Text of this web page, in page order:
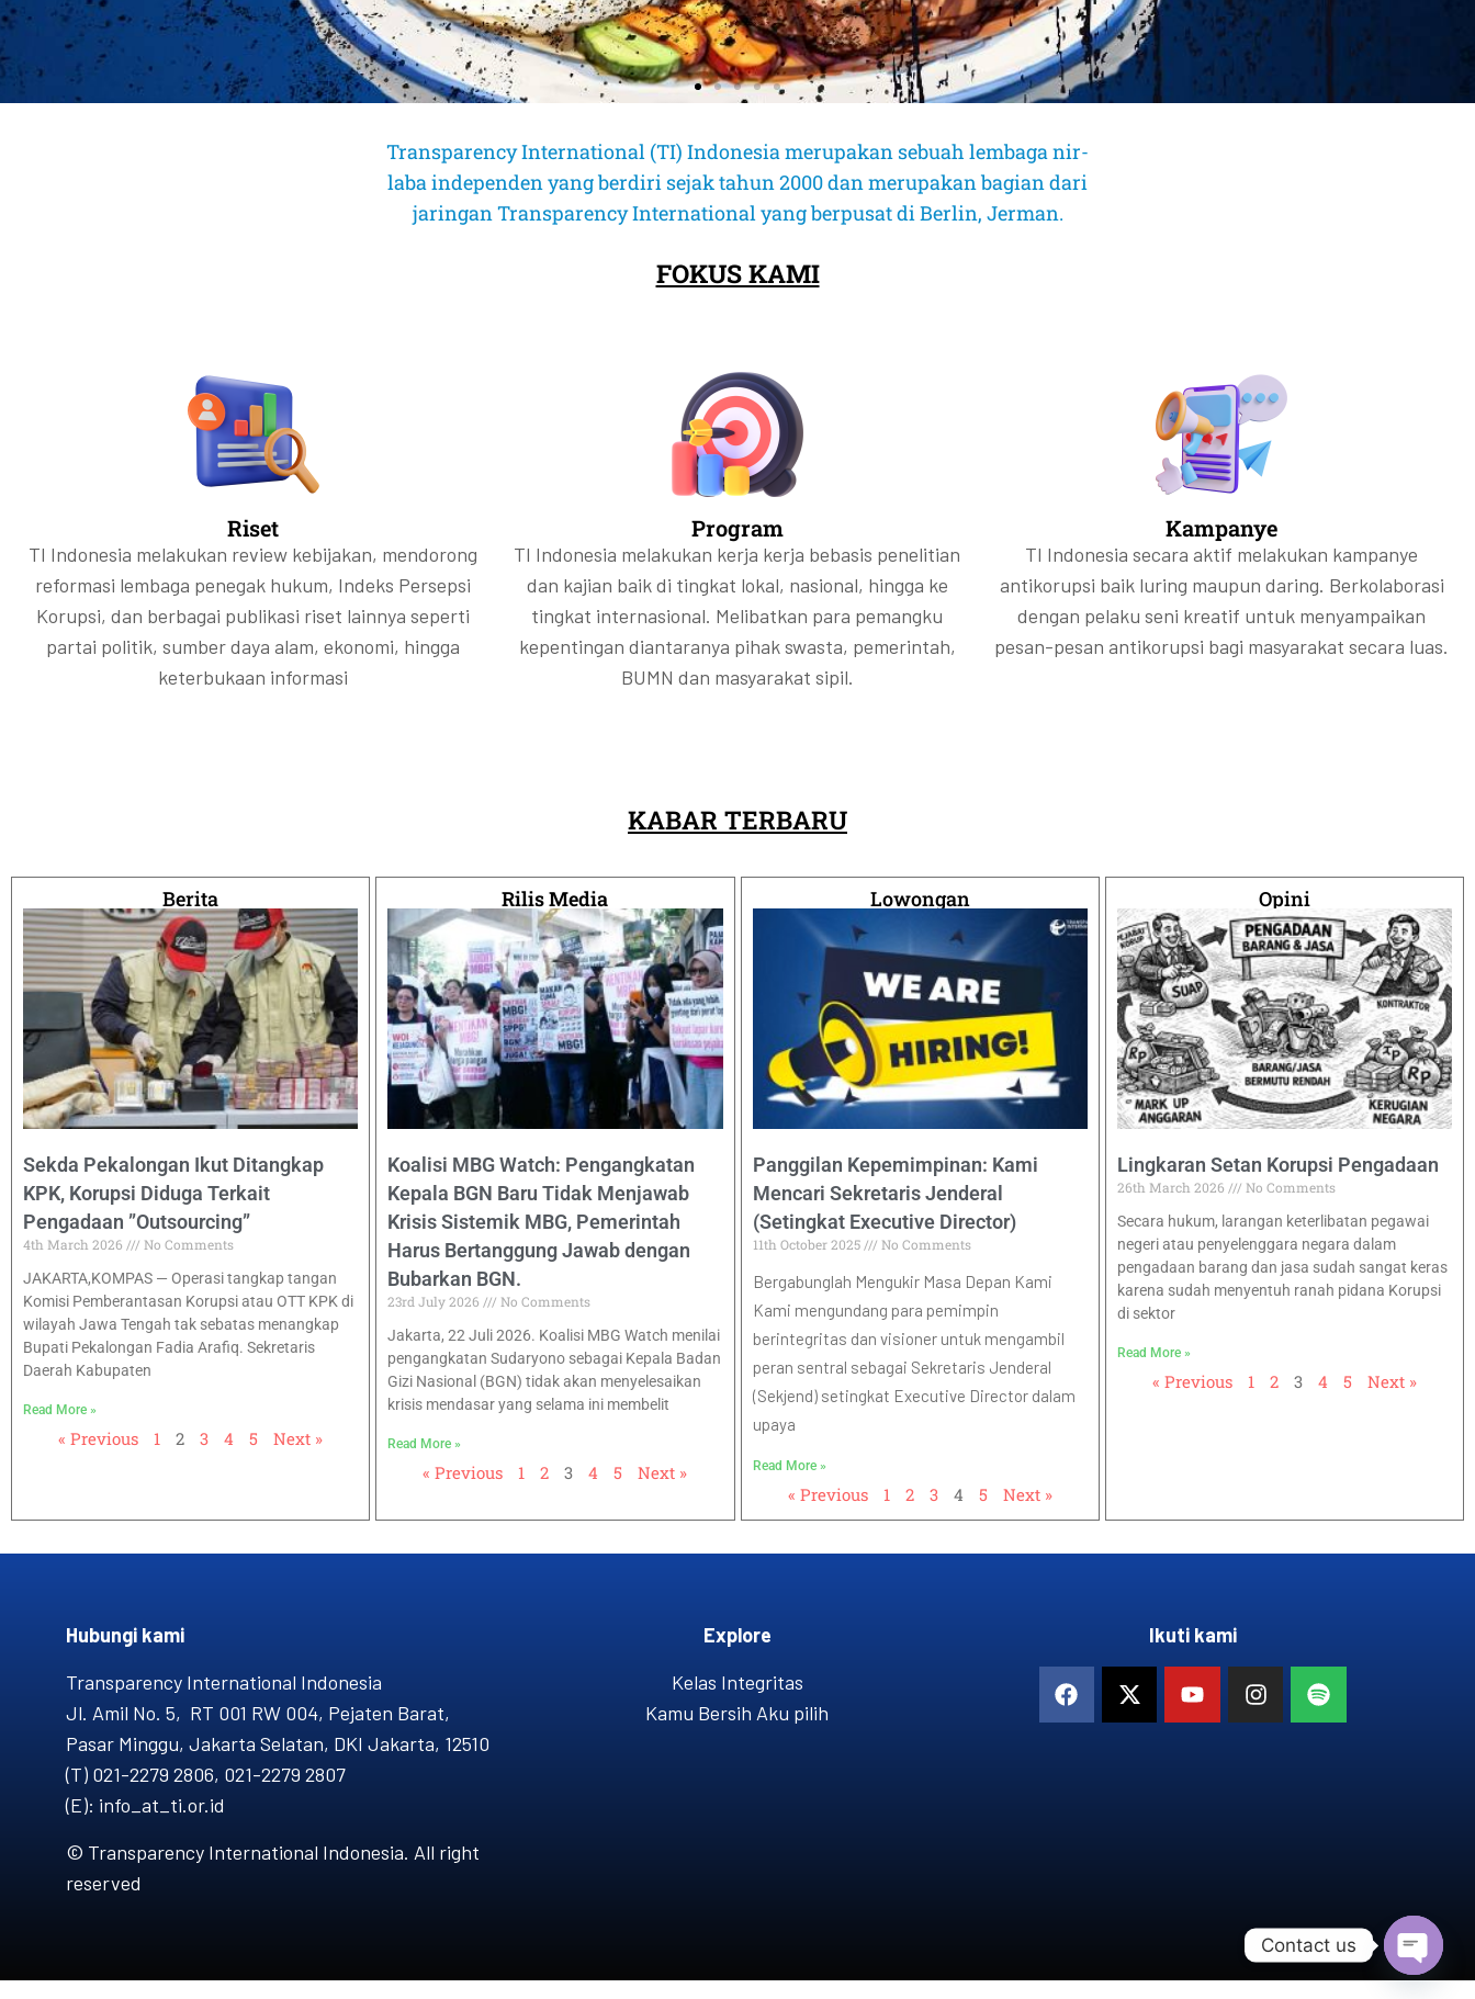
Transparency International (TI) Indonesia merupakan sebuah lembaga nir-
laba independen yang berdiri sejak tahun 2000 dan merupakan bagian dari
jaringan Transparency International yang berpusat di Berlin, Jerman.
FOKUS KAMI
Riset
TI Indonesia melakukan review kebijakan, mendorong
reformasi lembaga penegak hukum, Indeks Persepsi
Korupsi, dan berbagai publikasi riset lainnya seperti
partai politik, sumber daya alam, ekonomi, hingga
keterbukaan informasi
Program
TI Indonesia melakukan kerja kerja bebasis penelitian
dan kajian baik di tingkat lokal, nasional, hingga ke
tingkat internasional. Melibatkan para pemangku
kepentingan diantaranya pihak swasta, pemerintah,
BUMN dan masyarakat sipil.
Kampanye
TI Indonesia secara aktif melakukan kampanye
antikorupsi baik luring maupun daring. Berkolaborasi
dengan pelaku seni kreatif untuk menyampaikan
pesan-pesan antikorupsi bagi masyarakat secara luas.
KABAR TERBARU
Berita
Sekda Pekalongan Ikut Ditangkap
KPK, Korupsi Diduga Terkait
Pengadaan ”Outsourcing”
4th March 2026
No Comments
JAKARTA,KOMPAS — Operasi tangkap tangan
Komisi Pemberantasan Korupsi atau OTT KPK di
wilayah Jawa Tengah tak sebatas menangkap
Bupati Pekalongan Fadia Arafiq. Sekretaris
Daerah Kabupaten
Read More »
« Previous 1 2 3 4 5 Next »
Rilis Media
Koalisi MBG Watch: Pengangkatan
Kepala BGN Baru Tidak Menjawab
Krisis Sistemik MBG, Pemerintah
Harus Bertanggung Jawab dengan
Bubarkan BGN.
23rd July 2026
No Comments
Jakarta, 22 Juli 2026. Koalisi MBG Watch menilai
pengangkatan Sudaryono sebagai Kepala Badan
Gizi Nasional (BGN) tidak akan menyelesaikan
krisis mendasar yang selama ini membelit
Read More »
« Previous 1 2 3 4 5 Next »
Lowongan
Panggilan Kepemimpinan: Kami
Mencari Sekretaris Jenderal
(Setingkat Executive Director)
11th October 2025 No Comments
Bergabunglah Mengukir Masa Depan Kami
Kami mengundang para pemimpin
berintegritas dan visioner untuk mengambil
peran sentral sebagai Sekretaris Jenderal
(Sekjend) setingkat Executive Director dalam
upaya
Read More »
« Previous 1 2 3 4 5 Next »
Opini
Lingkaran Setan Korupsi Pengadaan
26th March 2026
No Comments
Secara hukum, larangan keterlibatan pegawai
negeri atau penyelenggara negara dalam
pengadaan barang dan jasa sudah sangat keras
karena sudah menyentuh ranah pidana Korupsi
di sektor
Read More »
« Previous 1 2 3 4 5 Next »
Hubungi kami​
Transparency International Indonesia
Jl. Amil No. 5, RT 001 RW 004, Pejaten Barat,
Pasar Minggu, Jakarta Selatan, DKI Jakarta, 12510
(T) 021-2279 2806, 021-2279 2807
(E): info_at_ti.or.id
© Transparency International Indonesia. All right
reserved
Explore
Kelas Integritas
Kamu Bersih Aku pilih
Ikuti kami
Contact us
OPEN